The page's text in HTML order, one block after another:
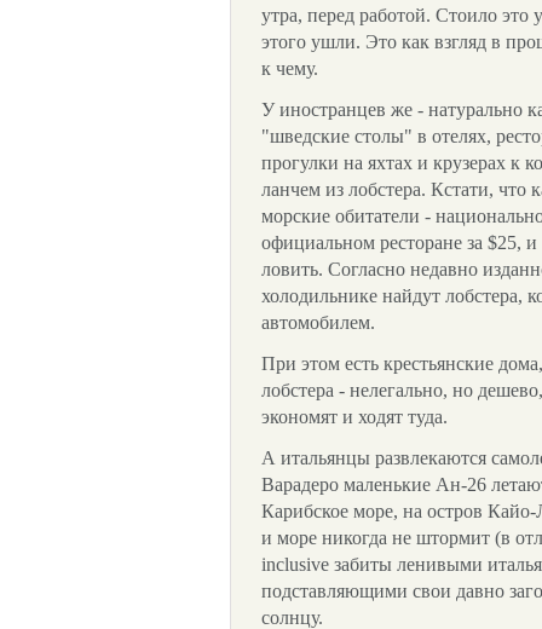
утра, перед работой. Стоило это
этого ушли. Это как взгляд в
к чему.
У иностранцев же - натурально
"шведские столы" в отелях,
прогулки на яхтах и крузерах к
ланчем из лобстера. Кстати, что
морские обитатели -
официальном ресторане за $25,
ловить. Согласно недавно
холодильнике найдут лобстера,
автомобилем.
При этом есть крестьянские
лобстера - нелегально, но
экономят и ходят туда.
А итальянцы развлекаются
Варадеро маленькие Ан-26
Карибское море, на остров
и море никогда не штормит (в
inclusive забиты ленивыми
подставляющими свои давно
солнцу.